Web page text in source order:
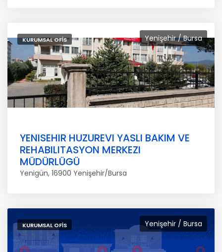
Yenişehir / Bursa
KURUMSAL OFIS
YENISEHIR HUZUREVI YASLI BAKIM VE
REHABILITASYON MERKEZI
MÜDÜRLÜGÜ
Yenigün, 16900 Yenişehir/Bursa
Yenişehir / Bursa
KURUMSAL OFIS